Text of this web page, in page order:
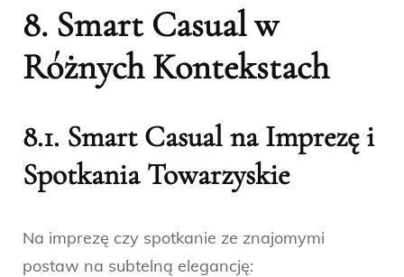
8. Smart Casual w
Różnych Kontekstach
8.1. Smart Casual na Imprezę i
Spotkania Towarzyskie
Na imprezę czy spotkanie ze znajomymi
postaw na subtelną elegancję: